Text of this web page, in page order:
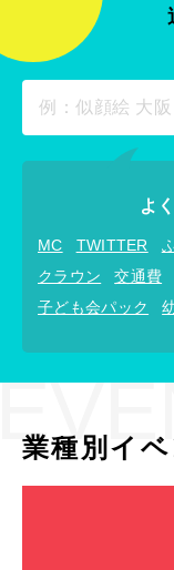
よ
MC TWITTER
クラウン
交通費
子ども会パック
業種別イ